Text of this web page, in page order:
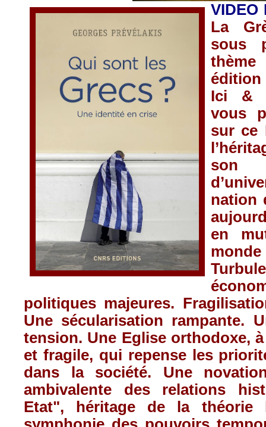
VIDEO
La
sous
Ici &
vous
sur ce
son
nation
en
politiques majeures.
Une sécularisation rampante.
tension. Une Eglise orthodoxe,
et fragile, qui repense les priori
dans la société. Une
ambivalente des relations
Etat", héritage de la théorie